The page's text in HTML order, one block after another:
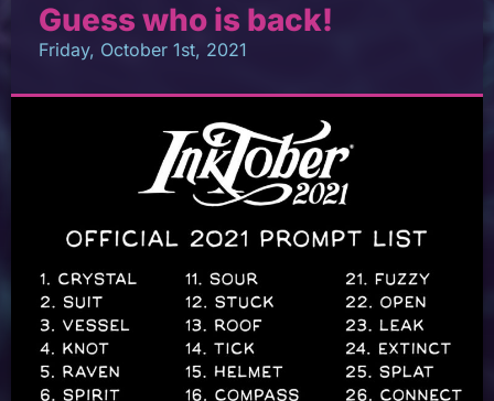
Guess who is back!
Friday, October 1st, 2021